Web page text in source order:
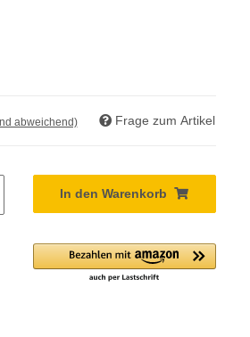
abweichend) Frage zum Artikel
In den Warenkorb